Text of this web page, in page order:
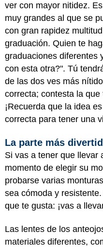
ver con mayor nitidez.
muy grandes al que se
con gran rapidez
graduación. Quien te
graduaciones diferentes
con esta otra?". Tú
de las dos ves más
correcta; contesta la
¡Recuerda que la idea
correcta para tener una
La parte más
Si vas a tener que llevar
momento de elegir su
probarse varias
sea cómoda y
que te gusta: ¡vas a
Las lentes de los
materiales diferentes,